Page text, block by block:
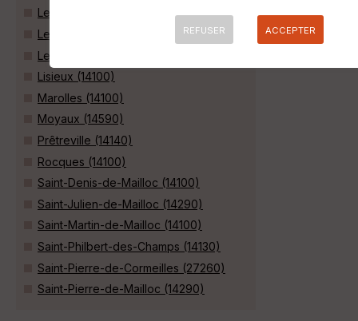
Le Faulq (14130)
Le Mesnil-Guillaume (14100)
Le Pin (14590)
Lisieux (14100)
Marolles (14100)
Moyaux (14590)
Prêtreville (14140)
Rocques (14100)
Saint-Denis-de-Mailloc (14100)
Saint-Julien-de-Mailloc (14290)
Saint-Martin-de-Mailloc (14100)
Saint-Philbert-des-Champs (14130)
Saint-Pierre-de-Cormeilles (27260)
Saint-Pierre-de-Mailloc (14290)
REFUSER ACCEPTER